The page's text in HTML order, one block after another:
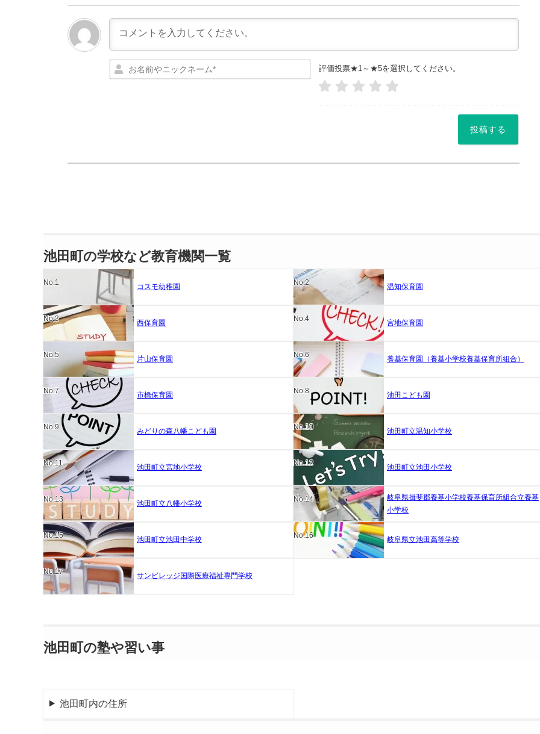
お
名
や
*
評価投票★1～★5を選択してください。
池田町の学校など教育機関一覧
No.1
コスモ幼稚園
No.2
温知保育園
No.3
西保育園
No.4
宮地保育園
No.5
片山保育園
No.6
養基保育園（養基小学校養基保育所組合）
No.7
市橋保育園
No.8
池田こども園
No.9
みどりの森八幡こども園
No.10
池田町立温知小学校
No.11
池田町立宮地小学校
No.12
池田町立池田小学校
No.13
池田町立八幡小学校
No.14
岐阜県揖斐郡養基小学校養基保育所組合立養基
小学校
No.15
池田町立池田中学校
No.16
岐阜県立池田高等学校
No.17
サンビレッジ国際医療福祉専門学校
池田町の塾や習い事
池田町内の住所